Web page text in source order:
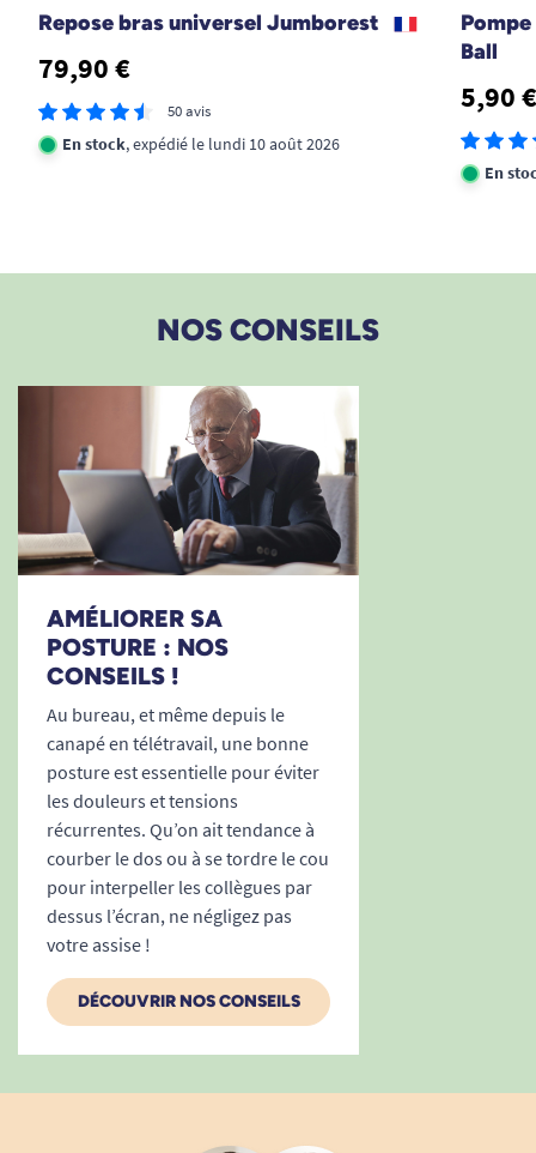
Repose bras universel Jumborest
79,90 €
50 avis
En stock, expédié le lundi 10 août 2026
Ball
5,90
En
NOS CONSEILS
AMÉLIORER SA
POSTURE : NOS
CONSEILS !
Au bureau, et même depuis le
canapé en télétravail, une bonne
posture est essentielle pour éviter
les douleurs et tensions
récurrentes. Qu’on ait tendance à
courber le dos ou à se tordre le cou
pour interpeller les collègues par
dessus l’écran, ne négligez pas
votre assise !
DÉCOUVRIR NOS CONSEILS